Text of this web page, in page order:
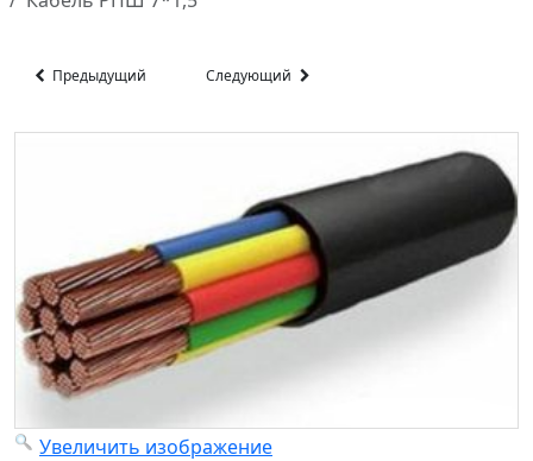
Предыдущий Следующий
Увеличить изображение